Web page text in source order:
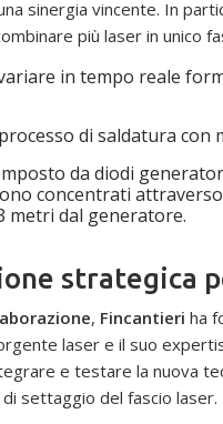
sinergia vincente. In
più laser in unico
in tempo reale
di saldatura con
da diodi
concentrati
metri dal generatore.
strategica
, Fincantieri ha
laser e il suo
e testare la nuova
settaggio del fascio laser.